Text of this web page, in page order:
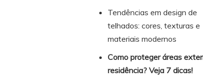
Tendências em design de
telhados: cores, texturas e
materiais modernos
Como proteger áreas
residência? Veja 7 dicas!